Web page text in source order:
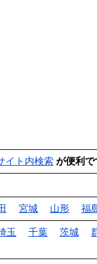
イト内検索 が便利で
宮城 山形 福
玉 千葉 茨城